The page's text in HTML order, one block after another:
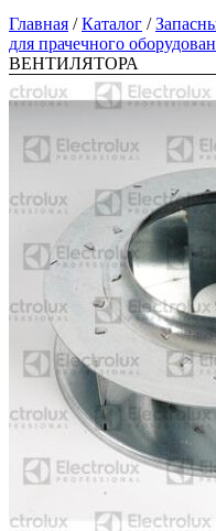
Главная /Каталог /
для прачечного
ВЕНТИЛЯТОРА